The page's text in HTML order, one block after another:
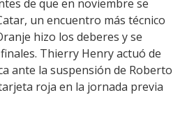
de que en noviembre se
un encuentro más técnico
hizo los deberes y se
Thierry Henry actuó de
ante la suspensión de Roberto
roja en la jornada previa